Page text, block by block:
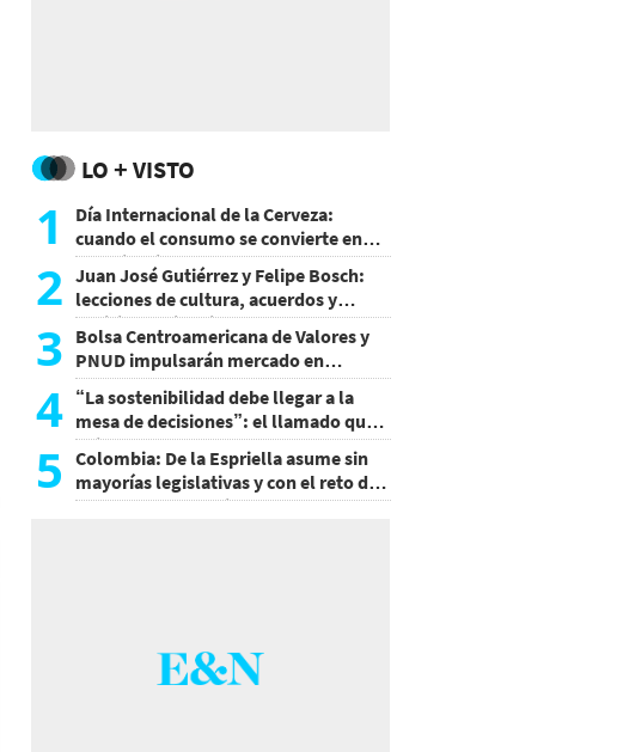
LO + VISTO
1
Día Internacional de la Cerveza:
cuando el consumo se convierte en
experiencia
2 Juan José Gutiérrez y Felipe Bosch:
lecciones de cultura, acuerdos y
decisiones sin miedo
3 Bolsa Centroamericana de Valores y
PNUD impulsarán mercado en
Honduras
4 “La sostenibilidad debe llegar a la
mesa de decisiones”: el llamado que
deja CentraRSE
5
Colombia: De la Espriella asume sin
mayorías legislativas y con el reto de
recuperar la seguridad